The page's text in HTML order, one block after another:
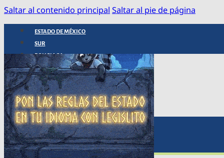
Saltar al contenido principal Saltar al pie de página
ESTADO DE MÉXICO
SUR
POLICIACA
NACIONAL
INTERNACIONAL
ARTE, CIENCIA Y TECNOLOGÍA
COLUMNAS
BAJO LA LUPA
RASTROS Y ROSTROS
VÍNCULOS ANIMALES